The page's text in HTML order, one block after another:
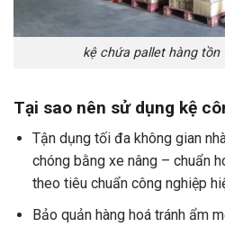
kệ chứa pallet hàng tồn
Tại sao nên sử dụng kệ
Tận dụng tối đa không gian
chóng bằng xe nâng – chuẩn
theo tiêu chuẩn công nghiệp
Bảo quản hàng hoá tránh ẩm